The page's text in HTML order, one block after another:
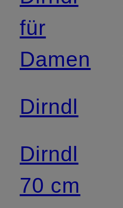
für
Damen
Dirndl
Dirndl
70 cm